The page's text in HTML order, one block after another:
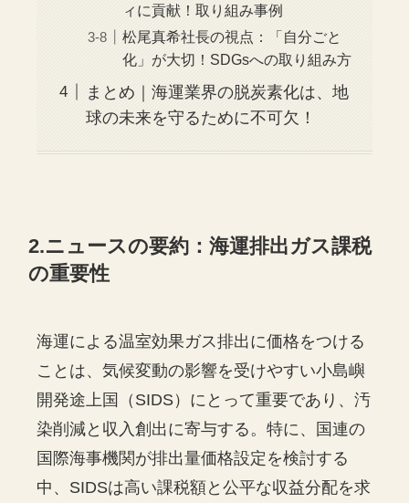
ィに貢献！取り組み事例
松尾真希社長の視点：「自分ごと
化」が大切！SDGsへの取り組み方
まとめ｜海運業界の脱炭素化は、地
球の未来を守るために不可欠！
2.ニュースの要約：海運排出ガス課税
の重要性
海運による温室効果ガス排出に価格をつける
ことは、気候変動の影響を受けやすい小島嶼
開発途上国（SIDS）にとって重要であり、汚
染削減と収入創出に寄与する。特に、国連の
国際海事機関が排出量価格設定を検討する
中、SIDSは高い課税額と公平な収益分配を求